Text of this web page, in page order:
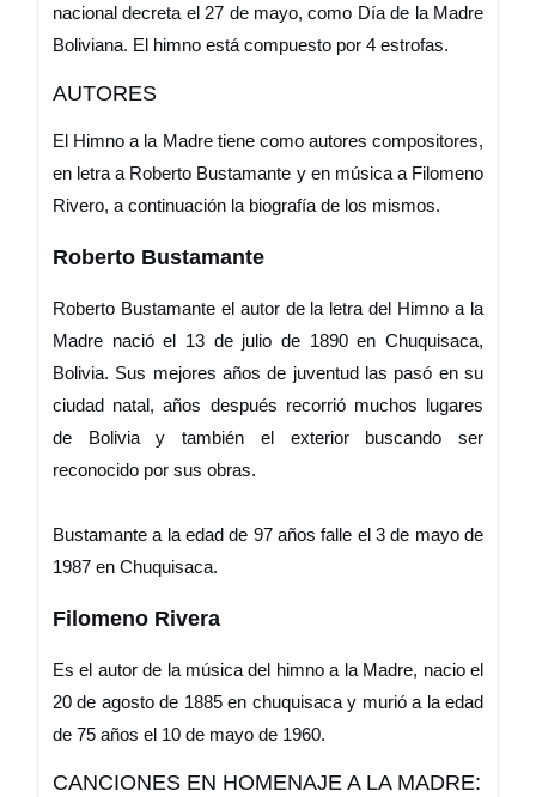
nacional decreta el 27 de mayo, como Día de la Madre
Boliviana. El himno está compuesto por 4 estrofas.
AUTORES
El Himno a la Madre tiene como autores compositores,
en letra a Roberto Bustamante y en música a Filomeno
Rivero, a continuación la biografía de los mismos.
Roberto Bustamante
Roberto Bustamante el autor de la letra del Himno a la
Madre nació el 13 de julio de 1890 en Chuquisaca,
Bolivia. Sus mejores años de juventud las pasó en su
ciudad natal, años después recorrió muchos lugares
de Bolivia y también el exterior buscando ser
reconocido por sus obras.
Bustamante a la edad de 97 años falle el 3 de mayo de
1987 en Chuquisaca.
Filomeno Rivera
Es el autor de la música del himno a la Madre, nacio el
20 de agosto de 1885 en chuquisaca y murió a la edad
de 75 años el 10 de mayo de 1960.
CANCIONES EN HOMENAJE A LA MADRE: